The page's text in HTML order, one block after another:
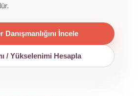
Danışmanlığını İncele
/ Yükselenimi Hesapla